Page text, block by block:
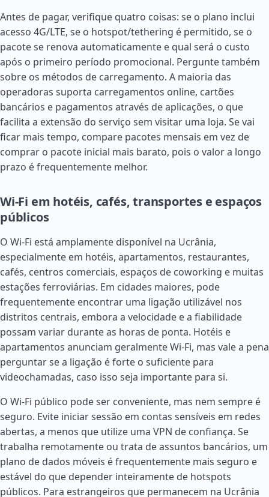
Antes de pagar, verifique quatro coisas: se o plano inclui
acesso 4G/LTE, se o hotspot/tethering é permitido, se o
pacote se renova automaticamente e qual será o custo
após o primeiro período promocional. Pergunte também
sobre os métodos de carregamento. A maioria das
operadoras suporta carregamentos online, cartões
bancários e pagamentos através de aplicações, o que
facilita a extensão do serviço sem visitar uma loja. Se vai
ficar mais tempo, compare pacotes mensais em vez de
comprar o pacote inicial mais barato, pois o valor a longo
prazo é frequentemente melhor.
Wi-Fi em hotéis, cafés, transportes e espaços
públicos
O Wi-Fi está amplamente disponível na Ucrânia,
especialmente em hotéis, apartamentos, restaurantes,
cafés, centros comerciais, espaços de coworking e muitas
estações ferroviárias. Em cidades maiores, pode
frequentemente encontrar uma ligação utilizável nos
distritos centrais, embora a velocidade e a fiabilidade
possam variar durante as horas de ponta. Hotéis e
apartamentos anunciam geralmente Wi-Fi, mas vale a pena
perguntar se a ligação é forte o suficiente para
videochamadas, caso isso seja importante para si.
O Wi-Fi público pode ser conveniente, mas nem sempre é
seguro. Evite iniciar sessão em contas sensíveis em redes
abertas, a menos que utilize uma VPN de confiança. Se
trabalha remotamente ou trata de assuntos bancários, um
plano de dados móveis é frequentemente mais seguro e
estável do que depender inteiramente de hotspots
públicos. Para estrangeiros que permanecem na Ucrânia